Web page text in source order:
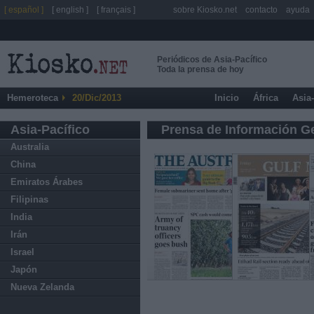
Periódicos de Asia-Pacífico
Toda la prensa de hoy
Hemeroteca 20/Dic/2013 Inicio África
Asia-Pacífico
Australia
China
Emiratos Árabes
Filipinas
India
Irán
Israel
Japón
Nueva Zelanda
Prensa de Información
[ español ] [ english ] [ français ] sobre Kiosko.net contacto ayuda